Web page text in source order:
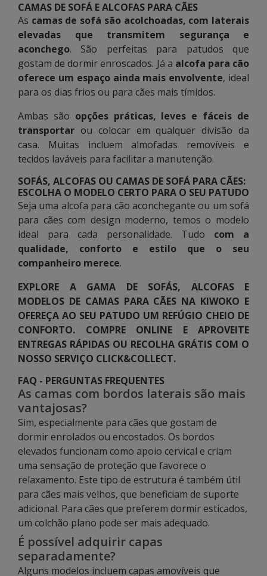
CAMAS DE SOFÁ E ALCOFAS PARA CÃES
As camas de sofá são acolchoadas, com laterais
elevadas que transmitem segurança e
aconchego. São perfeitas para patudos que
gostam de dormir enroscados. Já a alcofa para cão
oferece um espaço ainda mais envolvente, ideal
para os dias frios ou para cães mais tímidos.
Ambas são opções práticas, leves e fáceis de
transportar ou colocar em qualquer divisão da
casa. Muitas incluem almofadas removíveis e
tecidos laváveis para facilitar a manutenção.
SOFÁS, ALCOFAS OU CAMAS DE SOFÁ PARA CÃES:
ESCOLHA O MODELO CERTO PARA O SEU PATUDO
Seja uma alcofa para cão aconchegante ou um sofá
para cães com design moderno, temos o modelo
ideal para cada personalidade. Tudo com a
qualidade, conforto e estilo que o seu
companheiro merece.
EXPLORE A GAMA DE SOFÁS, ALCOFAS E
MODELOS DE CAMAS PARA CÃES NA KIWOKO E
OFEREÇA AO SEU PATUDO UM REFÚGIO CHEIO DE
CONFORTO. COMPRE ONLINE E APROVEITE
ENTREGAS RÁPIDAS OU RECOLHA GRÁTIS COM O
NOSSO SERVIÇO CLICK&COLLECT.
FAQ - PERGUNTAS FREQUENTES
As camas com bordos laterais são mais
vantajosas?
Sim, especialmente para cães que gostam de
dormir enrolados ou encostados. Os bordos
elevados funcionam como apoio cervical e criam
uma sensação de proteção que favorece o
relaxamento. Este tipo de estrutura é também útil
para cães mais velhos, que beneficiam de suporte
adicional. Para cães que preferem dormir esticados,
um colchão plano pode ser mais adequado.
É possível adquirir capas
separadamente?
Alguns modelos incluem capas amovíveis que